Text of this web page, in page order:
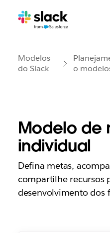
Modelos
do Slack
o
Modelo de
individual
Defina metas,
compartilhe recursos
desenvolvimento dos